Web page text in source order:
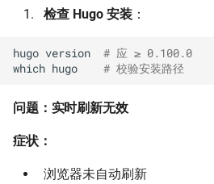
检查 Hugo 安装 ：
hugo version
# 应 ≥ 0.100.0
which hugo # 校验安装路径
问题：实时刷新无效
症状：
浏览器未自动刷新